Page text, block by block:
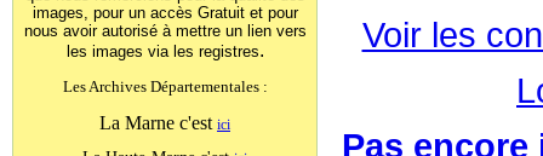
images, pour un accès Gratuit et pour
nous avoir autorisé à mettre un lien vers
les images via les registres.
Les Archives Départementales :
La Marne c'est ici
Voir les
Pas